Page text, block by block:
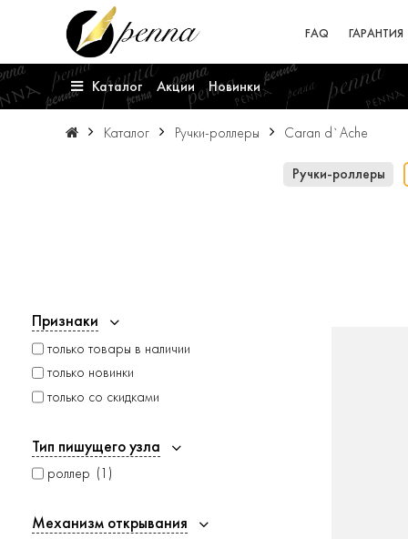
FAQ ГАРАНТИЯ
Каталог Акции Новинки
Каталог Ручки-роллеры Caran d`Ache
Ручки-роллеры
Признаки
только товары в наличии
только новинки
только со скидками
Тип пишущего узла
роллер 1
Механизм открывания